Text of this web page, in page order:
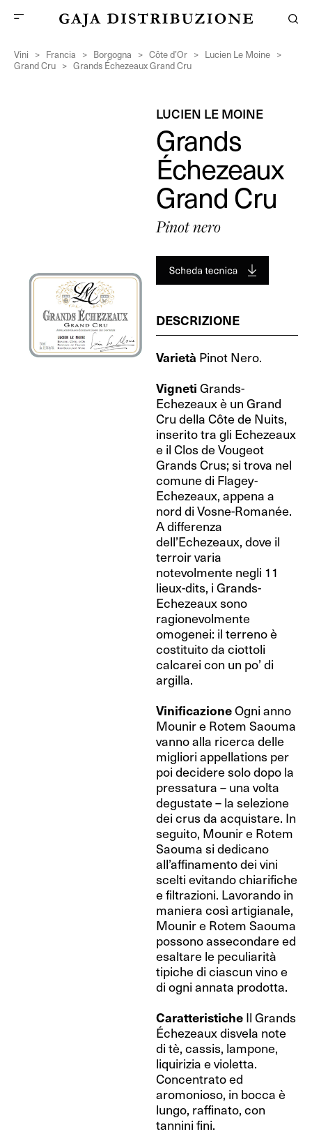
Vini > Francia > Borgogna > Côte d’Or > Lucien Le Moine >
Grand Cru > Grands Échezeaux Grand Cru
LUCIEN LE MOINE
Grands
Échezeaux
Grand Cru
Pinot nero
DESCRIZIONE
Varietà Pinot Nero.
Vigneti Grands-
Echezeaux è un Grand
Cru della Côte de Nuits,
inserito tra gli Echezeaux
e il Clos de Vougeot
Grands Crus; si trova nel
comune di Flagey-
Echezeaux, appena a
nord di Vosne-Romanée.
A differenza
dell’Echezeaux, dove il
terroir varia
notevolmente negli 11
lieux-dits, i Grands-
Echezeaux sono
ragionevolmente
omogenei: il terreno è
costituito da ciottoli
calcarei con un po’ di
argilla.
VinificazioneOgni anno
Mounir e Rotem Saouma
vanno alla ricerca delle
migliori appellations per
poi decidere solo dopo la
pressatura – una volta
degustate – la selezione
dei crus da acquistare. In
seguito, Mounir e Rotem
Saouma si dedicano
all’affinamento dei vini
scelti evitando chiarifiche
e filtrazioni. Lavorando in
maniera così artigianale,
Mounir e Rotem Saouma
possono assecondare ed
esaltare le peculiarità
tipiche di ciascun vino e
di ogni annata prodotta.
Caratteristiche Il Grands
Échezeaux disvela note
di tè, cassis, lampone,
liquirizia e violetta.
Concentrato ed
aromonioso, in bocca è
lungo, raffinato, con
tannini fini.